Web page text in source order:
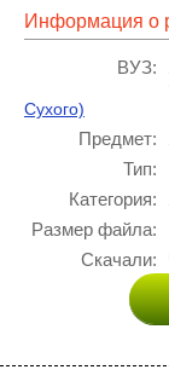
Информация о
ВУЗ:
Сухого)
Предмет:
Тип:
Категория:
Размер файла:
Скачали: